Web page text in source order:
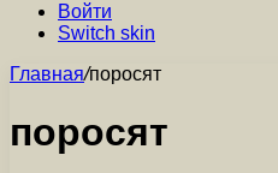
Войти
Switch skin
Главная/поросят
поросят